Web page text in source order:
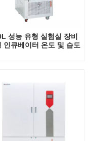
성능 유형 실험실 장비
인큐베이터 온도 및 습도